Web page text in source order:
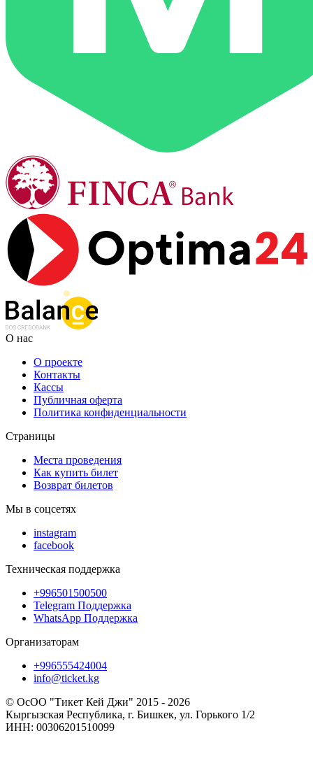
О нас
О проекте
Контакты
Кассы
Публичная оферта
Политика конфиденциальности
Страницы
Места проведения
Как купить билет
Возврат билетов
Мы в соцсетях
instagram
facebook
Техническая поддержка
+996501500500
Telegram Поддержка
WhatsApp Поддержка
Организаторам
+996555424004
info@ticket.kg
© ОсОО "Тикет Кей Джи" 2015 - 2026
Кыргызская Республика, г. Бишкек, ул. Горького 1/2
ИНН: 00306201510099